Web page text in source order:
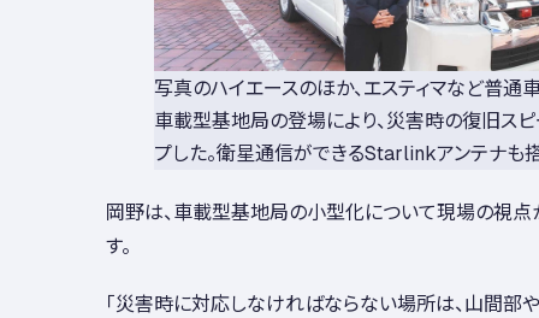
写真のハイエースのほか、エスティマなど普通
車載型基地局の登場により、災害時の復旧ス
プした。衛星通信ができるStarlinkアンテナも
岡野は、車載型基地局の小型化について現場の視点
す。
「災害時に対応しなければならない場所は、山間部